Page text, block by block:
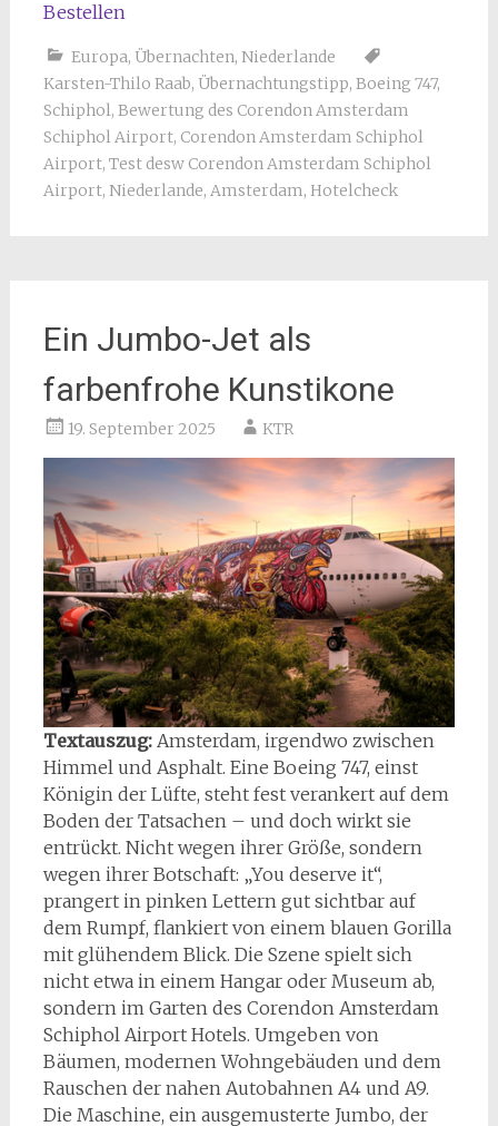
Bestellen
Europa, Übernachten, Niederlande
Karsten-Thilo Raab, Übernachtungstipp, Boeing 747,
Schiphol, Bewertung des Corendon Amsterdam
Schiphol Airport, Corendon Amsterdam Schiphol
Airport, Test desw Corendon Amsterdam Schiphol
Airport, Niederlande, Amsterdam, Hotelcheck
Ein Jumbo-Jet als
farbenfrohe Kunstikone
19. September 2025 KTR
Textauszug: Amsterdam, irgendwo zwischen
Himmel und Asphalt. Eine Boeing 747, einst
Königin der Lüfte, steht fest verankert auf dem
Boden der Tatsachen – und doch wirkt sie
entrückt. Nicht wegen ihrer Größe, sondern
wegen ihrer Botschaft: „You deserve it“,
prangert in pinken Lettern gut sichtbar auf
dem Rumpf, flankiert von einem blauen Gorilla
mit glühendem Blick. Die Szene spielt sich
nicht etwa in einem Hangar oder Museum ab,
sondern im Garten des Corendon Amsterdam
Schiphol Airport Hotels. Umgeben von
Bäumen, modernen Wohngebäuden und dem
Rauschen der nahen Autobahnen A4 und A9.
Die Maschine, ein ausgemusterte Jumbo, der